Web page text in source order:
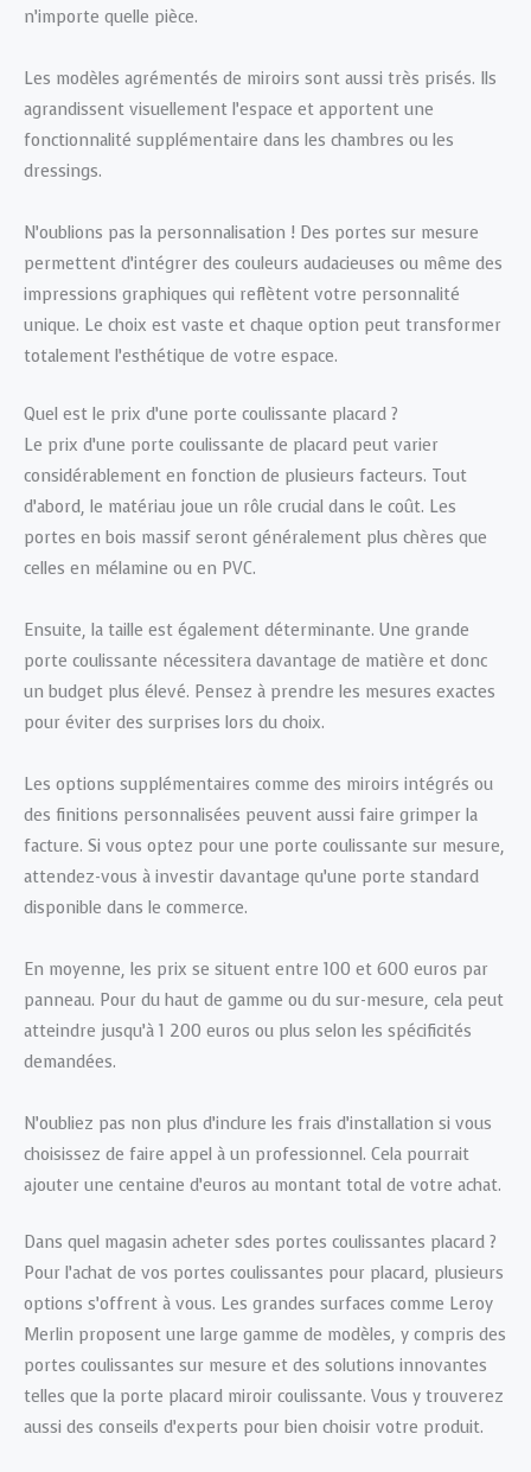
n’importe quelle pièce.
Les modèles agrémentés de miroirs sont aussi très prisés. Ils
agrandissent visuellement l’espace et apportent une
fonctionnalité supplémentaire dans les chambres ou les
dressings.
N’oublions pas la personnalisation ! Des portes sur mesure
permettent d’intégrer des couleurs audacieuses ou même des
impressions graphiques qui reflètent votre personnalité
unique. Le choix est vaste et chaque option peut transformer
totalement l’esthétique de votre espace.
Quel est le prix d’une porte coulissante placard ?
Le prix d’une porte coulissante de placard peut varier
considérablement en fonction de plusieurs facteurs. Tout
d’abord, le matériau joue un rôle crucial dans le coût. Les
portes en bois massif seront généralement plus chères que
celles en mélamine ou en PVC.
Ensuite, la taille est également déterminante. Une grande
porte coulissante nécessitera davantage de matière et donc
un budget plus élevé. Pensez à prendre les mesures exactes
pour éviter des surprises lors du choix.
Les options supplémentaires comme des miroirs intégrés ou
des finitions personnalisées peuvent aussi faire grimper la
facture. Si vous optez pour une porte coulissante sur mesure,
attendez-vous à investir davantage qu’une porte standard
disponible dans le commerce.
En moyenne, les prix se situent entre 100 et 600 euros par
panneau. Pour du haut de gamme ou du sur-mesure, cela peut
atteindre jusqu’à 1 200 euros ou plus selon les spécificités
demandées.
N’oubliez pas non plus d’inclure les frais d’installation si vous
choisissez de faire appel à un professionnel. Cela pourrait
ajouter une centaine d’euros au montant total de votre achat.
Dans quel magasin acheter sdes portes coulissantes placard ?
Pour l’achat de vos portes coulissantes pour placard, plusieurs
options s’offrent à vous. Les grandes surfaces comme Leroy
Merlin proposent une large gamme de modèles, y compris des
portes coulissantes sur mesure et des solutions innovantes
telles que la porte placard miroir coulissante. Vous y trouverez
aussi des conseils d’experts pour bien choisir votre produit.